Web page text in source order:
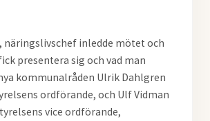
näringslivschef inledde mötet och
presentera sig och vad man
kommunalråden Ulrik Dahlgren
ordförande, och Ulf Vidman
vice ordförande,